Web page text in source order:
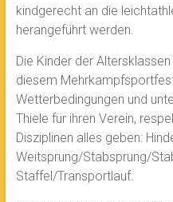
kindgerecht an die
herangeführt werden.
Die Kinder der
diesem
Wetterbedingungen und
Thiele für ihren Verein,
Disziplinen alles geben:
Weitsprung/Stabsprung/
Staffel/Transportlauf.